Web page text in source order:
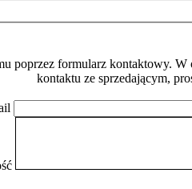
poprzez formularz kontaktowy.
kontaktu ze sprzedającym,